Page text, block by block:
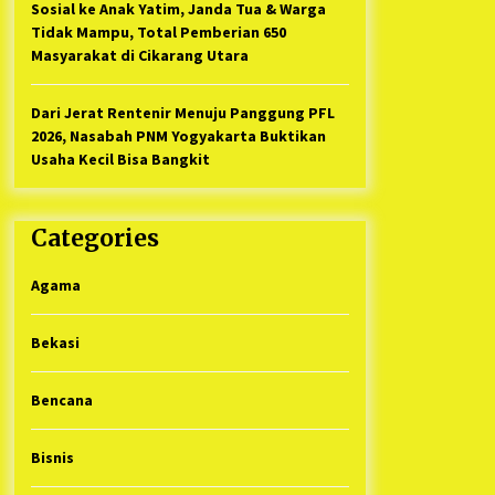
Sosial ke Anak Yatim, Janda Tua & Warga
Tidak Mampu, Total Pemberian 650
Masyarakat di Cikarang Utara
Dari Jerat Rentenir Menuju Panggung PFL
2026, Nasabah PNM Yogyakarta Buktikan
Usaha Kecil Bisa Bangkit
Categories
Agama
Bekasi
Bencana
Bisnis